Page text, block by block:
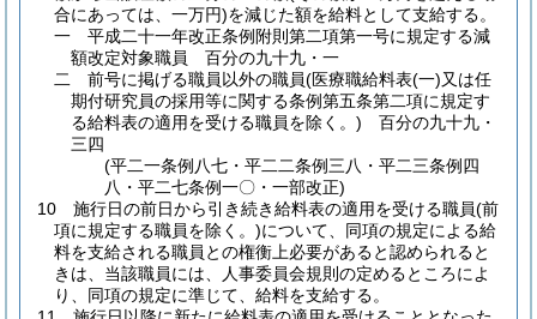
合にあっては、一万円)を減じた額を給料として支給する。
一
平成二十一年改正条例附則第二項第一号に規定する減
額改定対象職員 百分の九十九・一
二
前号に掲げる職員以外の職員(医療職給料表(一)又は任
期付研究員の採用等に関する条例第五条第二項に規定す
る給料表の適用を受ける職員を除く。) 百分の九十九・
三四
(平二一条例八七・平二二条例三八・平二三条例四
八・平二七条例一〇・一部改正)
10
施行日の前日から引き続き給料表の適用を受ける職員(前
項に規定する職員を除く。)について、同項の規定による給
料を支給される職員との権衡上必要があると認められると
きは、当該職員には、人事委員会規則の定めるところによ
り、同項の規定に準じて、給料を支給する。